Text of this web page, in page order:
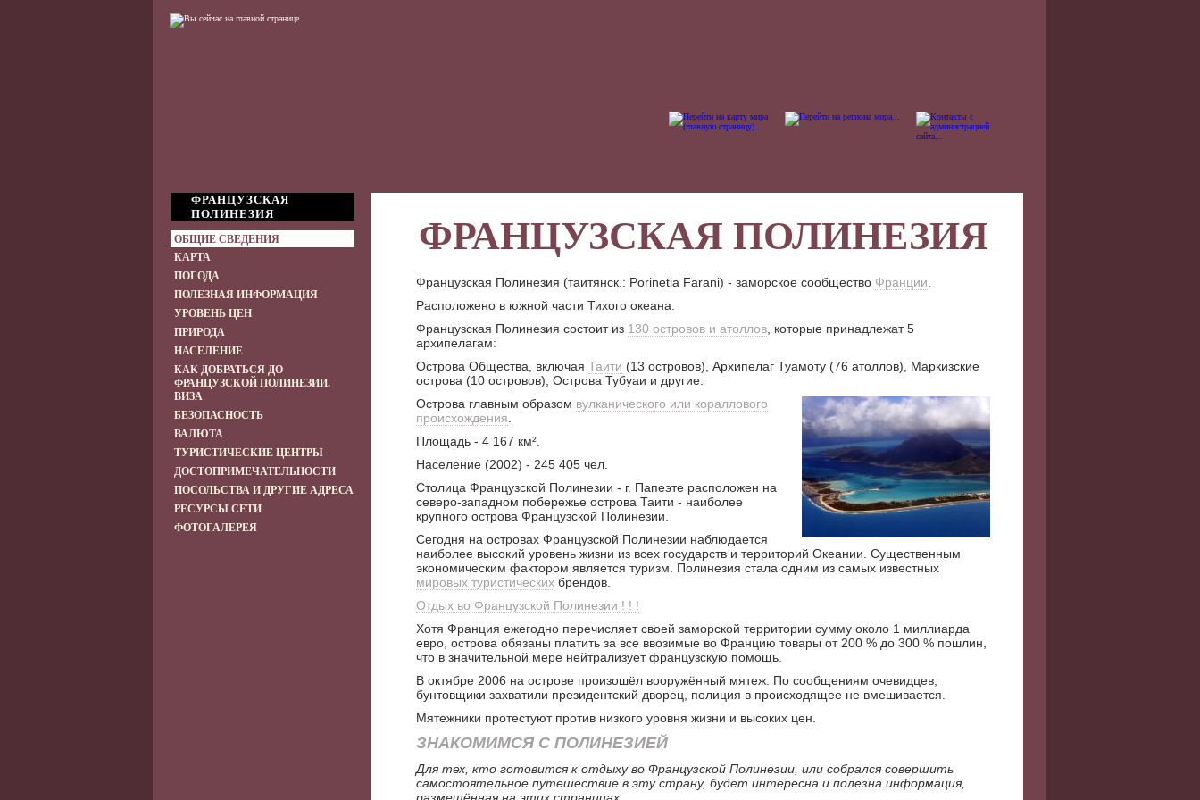
ФРАНЦУЗСКАЯ
ПОЛИНЕЗИЯ
ОБЩИЕ СВЕДЕНИЯ
КАРТА
ПОГОДА
ПОЛЕЗНАЯ ИНФОРМАЦИЯ
УРОВЕНЬ ЦЕН
ПРИРОДА
НАСЕЛЕНИЕ
КАК ДОБРАТЬСЯ ДО
ФРАНЦУЗСКОЙ ПОЛИНЕЗИИ.
ВИЗА
БЕЗОПАСНОСТЬ
ВАЛЮТА
ТУРИСТИЧЕСКИЕ ЦЕНТРЫ
ДОСТОПРИМЕЧАТЕЛЬНОСТИ
ПОСОЛЬСТВА И ДРУГИЕ АДРЕСА
РЕСУРСЫ СЕТИ
ФОТОГАЛЕРЕЯ
ФРАНЦУЗСКАЯ ПОЛИНЕЗИЯ
Французская Полинезия (таитянск.: Porinetia Farani) - заморское сообщество Франции
Расположено в южной части Тихого океана.
Французская Полинезия состоит из 130 островов и атоллов , которые принадлежат 5
архипелагам:
Острова Общества, включая Таити (13 островов), Архипелаг Туамоту (76 атоллов), Маркизские
острова (10 островов), Острова Тубуаи и другие.
Острова главным образом вулканического или кораллового
происхождения
Площадь - 4 167 км².
Население (2002) - 245 405 чел.
Столица Французской Полинезии - г. Папеэте расположен на
северо-западном побережье острова Таити - наиболее
крупного острова Французской Полинезии.
Сегодня на островах Французской Полинезии наблюдается
наиболее высокий уровень жизни из всех государств и территорий Океании. Существенным
экономическим фактором является туризм. Полинезия стала одним из самых известных
мировых туристических брендов.
Отдых во Французской Полинезии ! ! !
Хотя Франция ежегодно перечисляет своей заморской территории сумму около 1 миллиарда
евро, острова обязаны платить за все ввозимые во Францию товары от 200 % до 300 % пошлин,
что в значительной мере нейтрализует французскую помощь.
В октябре 2006 на острове произошёл вооружённый мятеж. По сообщениям очевидцев,
бунтовщики захватили президентский дворец, полиция в происходящее не вмешивается.
Мятежники протестуют против низкого уровня жизни и высоких цен.
ЗНАКОМИМСЯ С ПОЛИНЕЗИЕЙ
Для тех, кто готовится к отдыху во Французской Полинезии, или собрался совершить
самостоятельное путешествие в эту страну, будет интересна и полезна информация,